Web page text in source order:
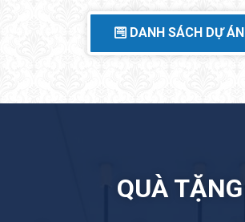
DANH SÁCH DỰ ÁN
QUÀ TẶNG